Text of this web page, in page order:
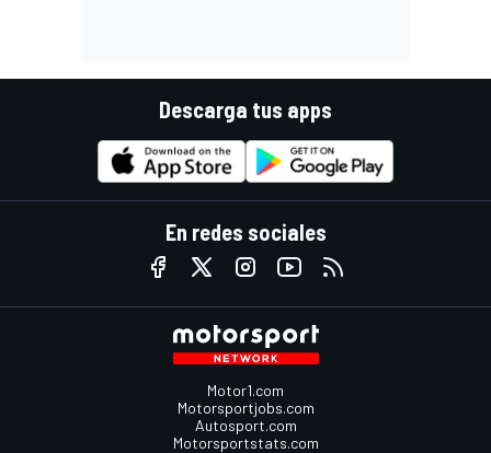
Descarga tus apps
En redes sociales
Motor1.com
Motorsportjobs.com
Autosport.com
Motorsportstats.com